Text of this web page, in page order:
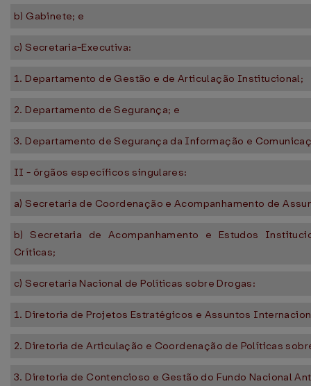
b) Gabinete; e
c) Secretaria-Executiva:
1. Departamento de Gestão e de Articulação Institucional;
2. Departamento de Segurança; e
3. Departamento de Segurança da Informação e
II - órgãos específicos singulares:
a) Secretaria de Coordenação e Acompanhamento de
b) Secretaria de Acompanhamento e Estudos
Críticas;
c) Secretaria Nacional de Políticas sobre Drogas:
1. Diretoria de Projetos Estratégicos e Assuntos
2. Diretoria de Articulação e Coordenação de Políticas
3. Diretoria de Contencioso e Gestão do Fundo Nacional